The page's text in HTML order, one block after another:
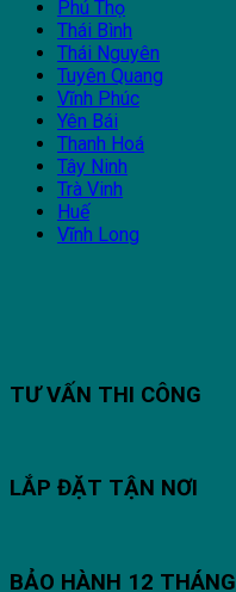
Phú Thọ
Thái Bình
Thái Nguyên
Tuyên Quang
Vĩnh Phúc
Yên Bái
Thanh Hoá
Tây Ninh
Trà Vinh
Huế
Vĩnh Long
TƯ VẤN THI CÔNG
LẮP ĐẶT TẬN NƠI
BẢO HÀNH 12 THÁNG